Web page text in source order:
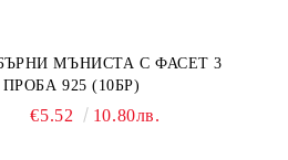
МЪНИСТА С ФАСЕТ 3
ММ, ПРОБА 925 (10БР)
€5.52 10.80лв.